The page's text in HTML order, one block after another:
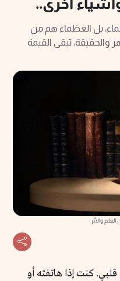
أخرى..
بل العظماء هم من
والحقيقة، تبقى القيمة
والأثر
كنت إذا هاتفته أو